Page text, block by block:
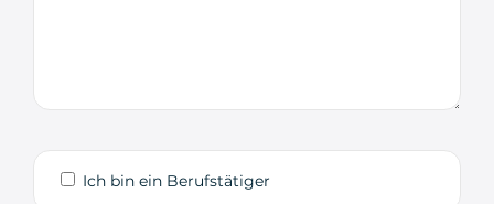
Ich bin ein Berufstätiger